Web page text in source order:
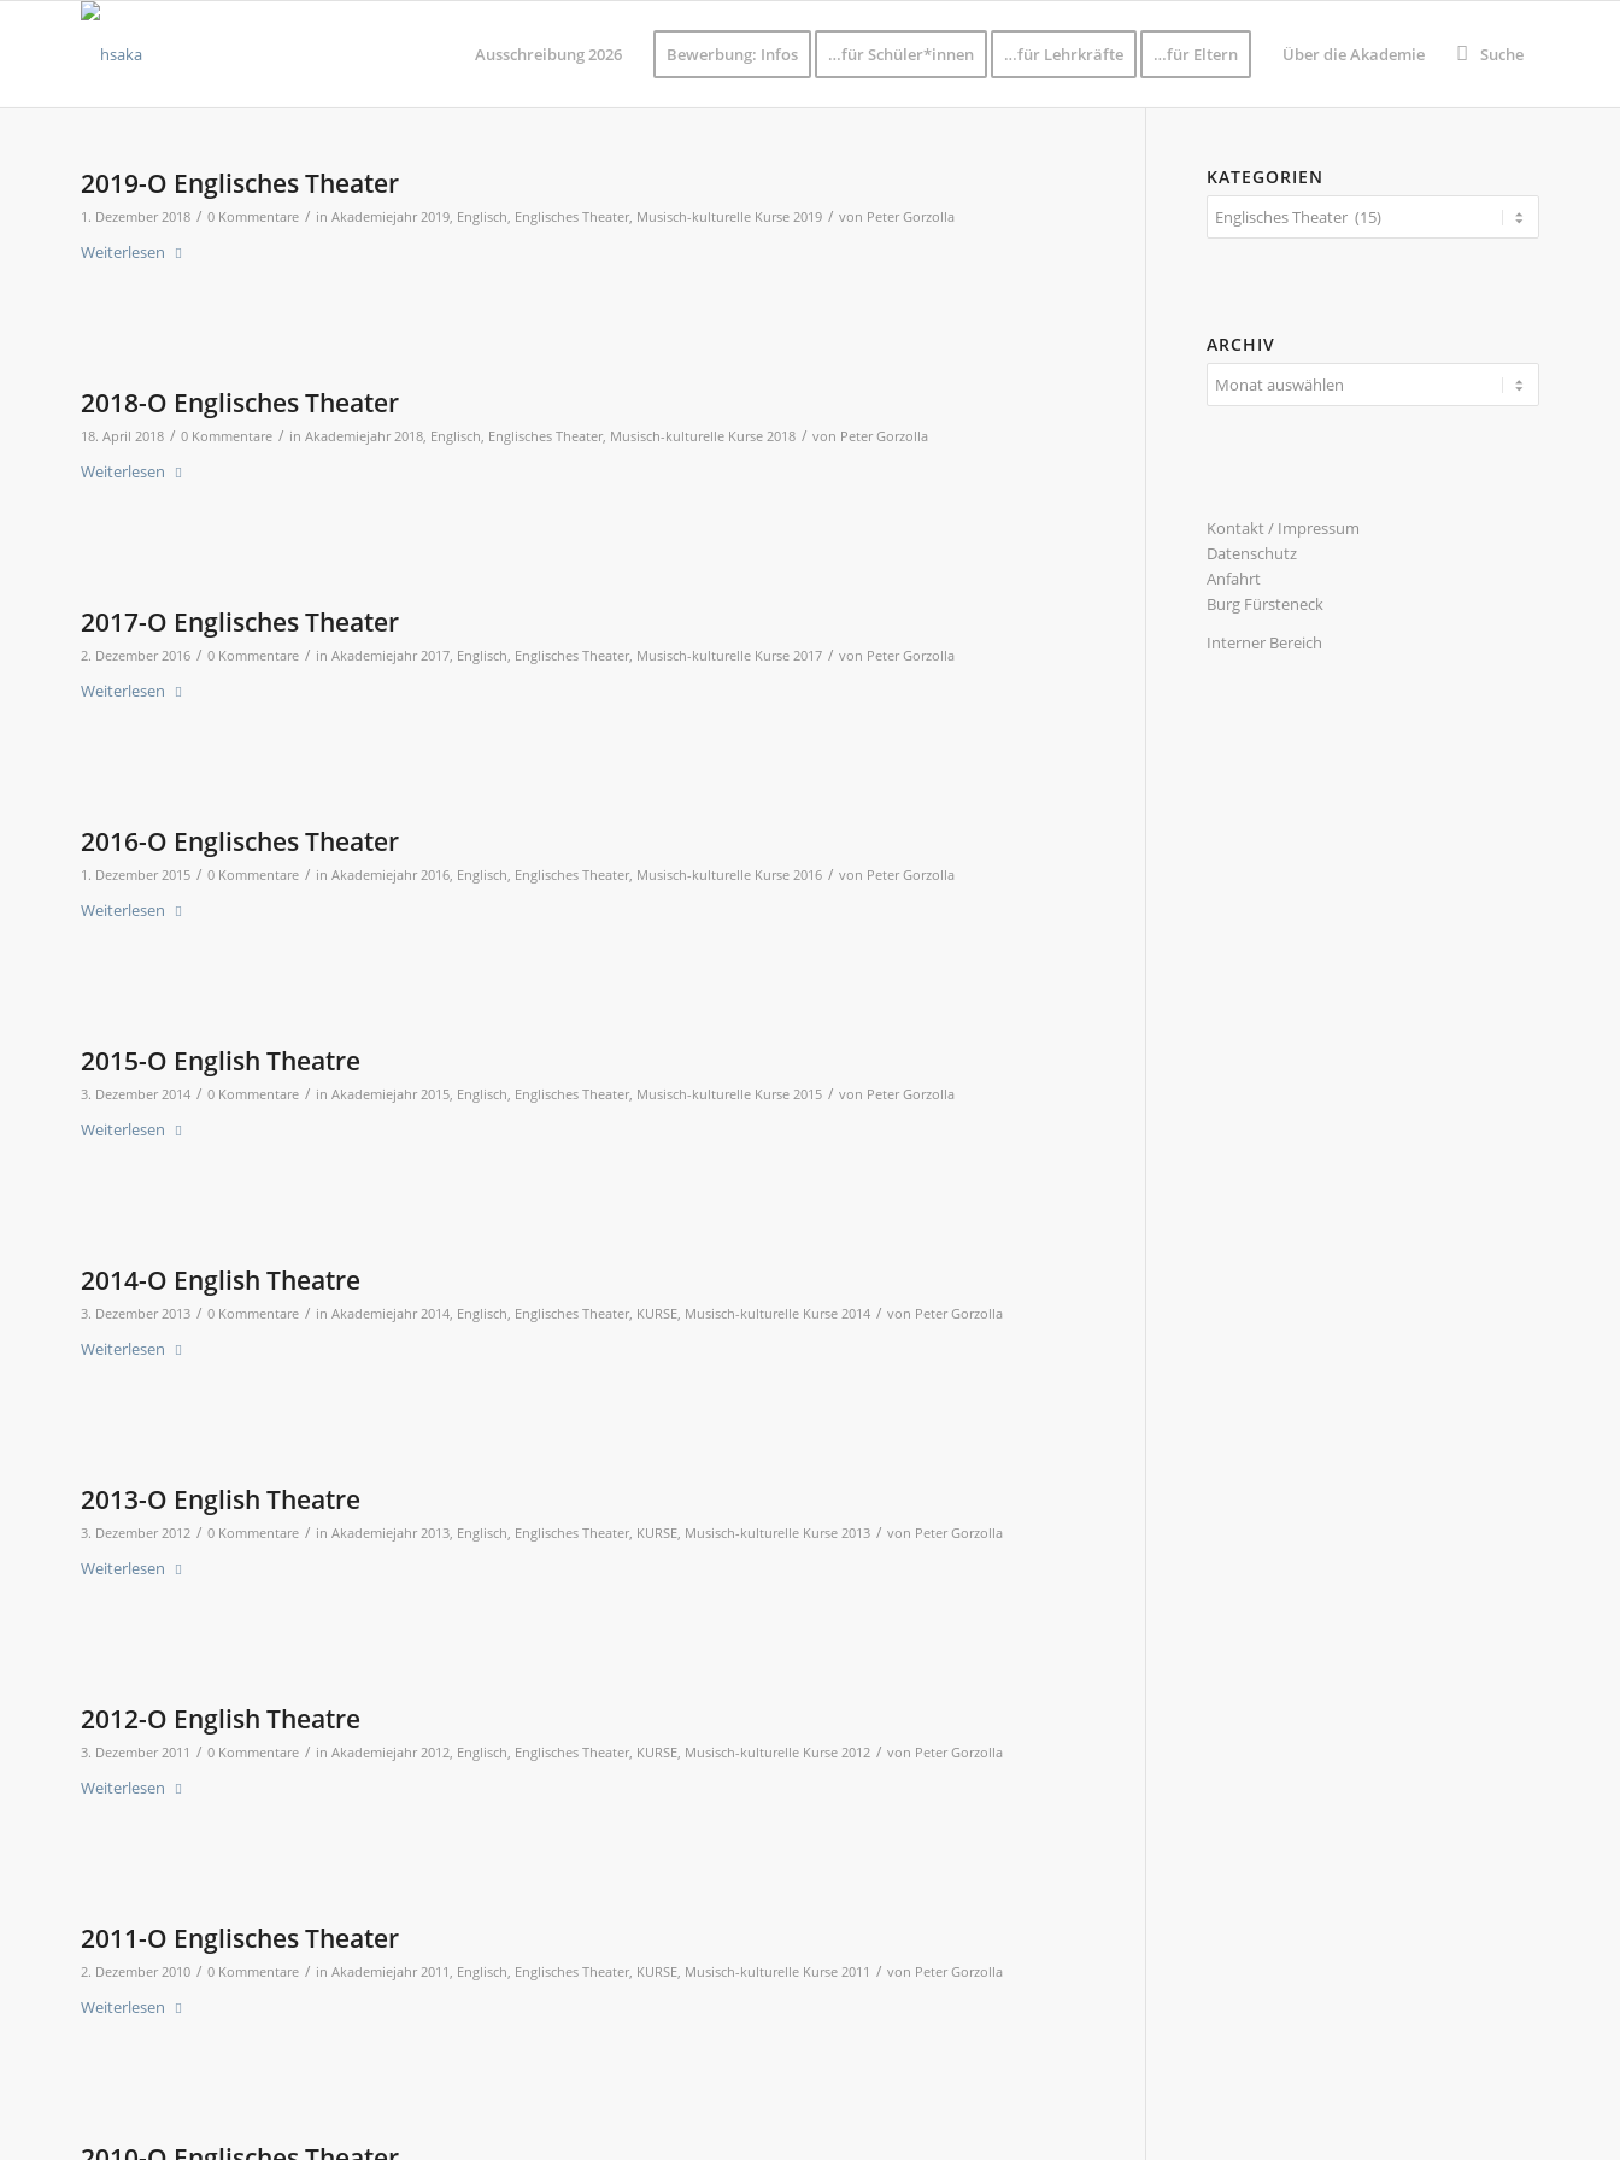
Ausschreibung 2026 Bewerbung: Infos …für Schüler*innen …für Lehrkräfte …für Eltern Über die Akademie Suche
2019-O Englisches Theater
1. Dezember 2018 / 0 Kommentare / in Akademiejahr 2019, Englisch, Englisches Theater, Musisch-kulturelle Kurse 2019 / von Peter Gorzolla
Weiterlesen
2018-O Englisches Theater
18. April 2018 / 0 Kommentare / in Akademiejahr 2018, Englisch, Englisches Theater, Musisch-kulturelle Kurse 2018 / von Peter Gorzolla
Weiterlesen
2017-O Englisches Theater
2. Dezember 2016 / 0 Kommentare / in Akademiejahr 2017, Englisch, Englisches Theater, Musisch-kulturelle Kurse 2017 / von Peter Gorzolla
Weiterlesen
2016-O Englisches Theater
1. Dezember 2015 / 0 Kommentare / in Akademiejahr 2016, Englisch, Englisches Theater, Musisch-kulturelle Kurse 2016 / von Peter Gorzolla
Weiterlesen
2015-O English Theatre
3. Dezember 2014 / 0 Kommentare / in Akademiejahr 2015, Englisch, Englisches Theater, Musisch-kulturelle Kurse 2015 / von Peter Gorzolla
Weiterlesen
2014-O English Theatre
3. Dezember 2013 / 0 Kommentare / in Akademiejahr 2014, Englisch, Englisches Theater, KURSE, Musisch-kulturelle Kurse 2014 / von Peter Gorzolla
Weiterlesen
2013-O English Theatre
3. Dezember 2012 / 0 Kommentare / in Akademiejahr 2013, Englisch, Englisches Theater, KURSE, Musisch-kulturelle Kurse 2013 / von Peter Gorzolla
Weiterlesen
2012-O English Theatre
3. Dezember 2011 / 0 Kommentare / in Akademiejahr 2012, Englisch, Englisches Theater, KURSE, Musisch-kulturelle Kurse 2012 / von Peter Gorzolla
Weiterlesen
2011-O Englisches Theater
2. Dezember 2010 / 0 Kommentare / in Akademiejahr 2011 , Englisch, Englisches Theater, KURSE, Musisch-kulturelle Kurse 2011 / von Peter Gorzolla
Weiterlesen
KATEGORIEN
Kategorien
ARCHIV
Kontakt / Impressum
Datenschutz
Anfahrt
Burg Fürsteneck
Interner Bereich